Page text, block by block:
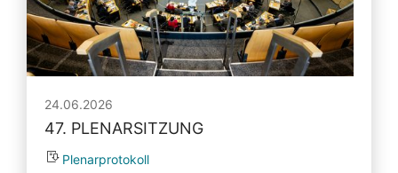
24.06.2026
47. PLENARSITZUNG
Plenarprotokoll